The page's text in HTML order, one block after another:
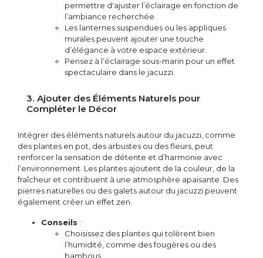
permettre d'ajuster l’éclairage en fonction de
l’ambiance recherchée.
Les lanternes suspendues ou les appliques
murales peuvent ajouter une touche
d’élégance à votre espace extérieur.
Pensez à l’éclairage sous-marin pour un effet
spectaculaire dans le jacuzzi.
3. Ajouter des Éléments Naturels pour
Compléter le Décor
Intégrer des éléments naturels autour du jacuzzi, comme
des plantes en pot, des arbustes ou des fleurs, peut
renforcer la sensation de détente et d’harmonie avec
l’environnement. Les plantes ajoutent de la couleur, de la
fraîcheur et contribuent à une atmosphère apaisante. Des
pierres naturelles ou des galets autour du jacuzzi peuvent
également créer un effet zen.
Conseils :
Choisissez des plantes qui tolèrent bien
l’humidité, comme des fougères ou des
bambous.